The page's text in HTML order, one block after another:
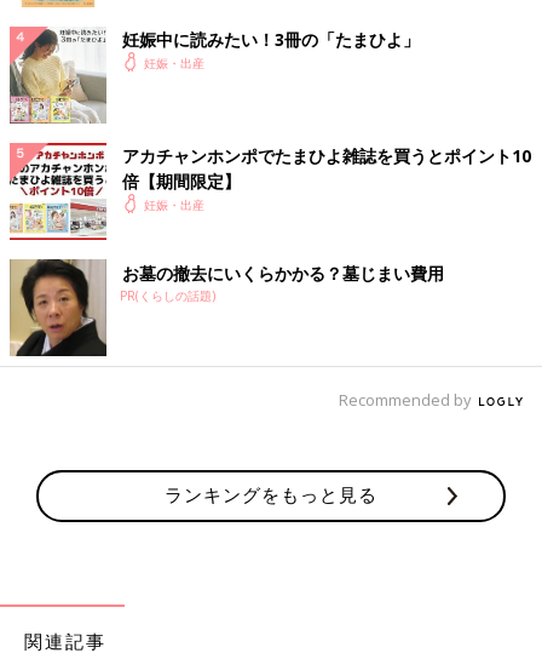
②自然界の選択
どうして精子や卵子の異常が起きてしまうのか、原因はまだ完全
には解明されていません。たとえ正常な精子と卵子が受精したと
しても、その後の過程で異常が生じることも。受精卵の異常は偶
然起きてしまい、誰にも起こりうることなのです。受精卵に重い
異常がある場合は、流産という形で自然淘汰されてしまいます。
ママ側の原因にはどんなものがある？
①子宮の異常
子宮に子宮腺筋症や子宮頸管無力症などの病気があると、流産に
至る原因になることがあります。また、子宮筋腫が子宮の内側に
あり子宮内腔が変形するような状態だと、流産や切迫流産の原因
②感染症によるもの
したりすることがあります。
人ごみを避ける、外出後は手洗いやうがいをしっかり行うように
妊娠中に読みたい！3冊の「たまひよ」
妊娠・出産
アカチャンホンポでたまひよ雑誌を買うとポイント10
倍【期間限定】
妊娠・出産
お墓の撤去にいくらかかる？墓じまい費用
PR(くらしの話題)
Recommended by
ランキングをもっと見る
関連記事